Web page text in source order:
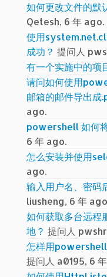
如何更改文件的默
Qetesh, 6 年 ago.
使用
成功？ 提问人
有一个实施中的项
请问如何使用
邮箱的邮件导出成
ago.
powershell 如何
6 年 ago.
怎么安装并使用
ago.
输入用户名、密码
liusheng, 6 年
如何获取多台远程
地？ 提问人
怎样用
提问人 a0195, 6